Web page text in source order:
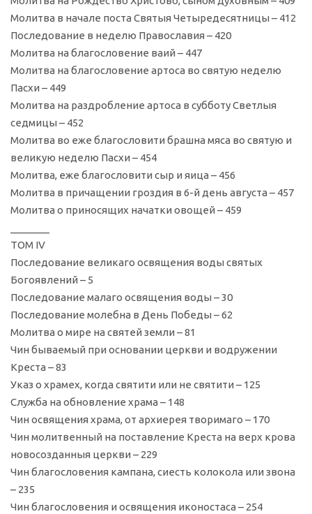
Молитва в начале поста Святыя Четыредесятницы – 412
Последование в неделю Православия – 420
Молитва на благословение ваий – 447
Молитва на благословение артоса во святую неделю
Пасхи – 449
Молитва на раздробление артоса в субботу Светлыя
седмицы – 452
Молитва во еже благословити брашна мяса во святую и
великую неделю Пасхи – 454
Молитва, еже благословити сыр и яица – 456
Молитва в причащении гроздия в 6-й день августа – 457
Молитва о приносящих начатки овощей – 459
ТОМ IV
Последование великаго освящения воды святых
Богоявлений – 5
Последование малаго освящения воды – 30
Последование молебна в День Победы – 62
Молитва о мире на святей земли – 81
Чин бываемый при основании церкви и водружении
Креста – 83
Указ о храмех, когда святити или не святити – 125
Служба на обновление храма – 148
Чин освящения храма, от архиерея творимаго – 170
Чин молитвенный на поставление Креста на верх крова
новосозданныя церкви – 229
Чин благословения кампана, сиесть колокола или звона
– 235
Чин благословения и освящения иконостаса – 254